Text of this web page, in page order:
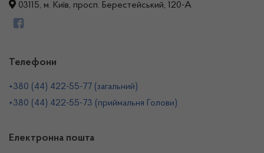
03115, м. Київ, просп. Берестейський, 120-А
Телефони
+380 (44) 422-55-77 (загальний)
+380 (44) 422-55-73 (приймальня Голови)
Електронна пошта